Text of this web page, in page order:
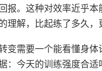
报。这种对效率近乎
理解，比起练了多久，
变需要一个能看懂身
：今天的训练强度合